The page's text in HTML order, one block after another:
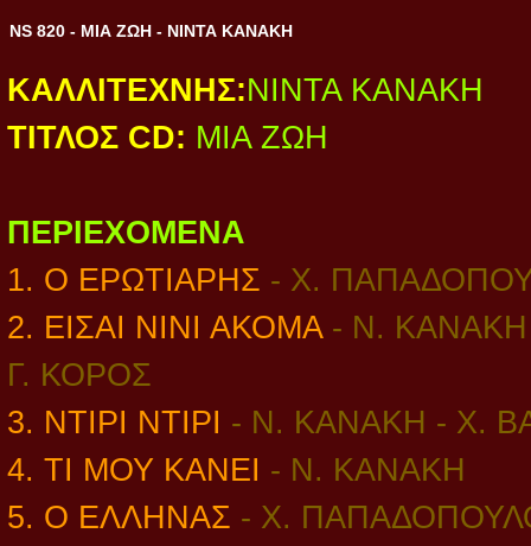
NS 820 - ΜΙΑ ΖΩΗ - ΝΙΝΤΑ ΚΑΝΑΚΗ
ΚΑΛΛΙΤΕΧΝΗΣ:ΝΙΝΤΑ ΚΑΝΑΚΗ
ΤΙΤΛΟΣ CD: ΜΙΑ ΖΩΗ
ΠΕΡΙΕΧΟΜΕΝΑ
1. Ο ΕΡΩΤΙΑΡΗΣ - Χ.
2. ΕΙΣΑΙ ΝΙΝΙ ΑΚΟΜΑ - Ν. ΚΑΝΑΚΗ
Γ. ΚΟΡΟΣ
3. ΝΤΙΡΙ ΝΤΙΡΙ - Ν. ΚΑΝΑΚΗ - Χ.
4. ΤΙ ΜΟΥ ΚΑΝΕΙ - Ν. ΚΑΝΑΚΗ
5. Ο ΕΛΛΗΝΑΣ - Χ.